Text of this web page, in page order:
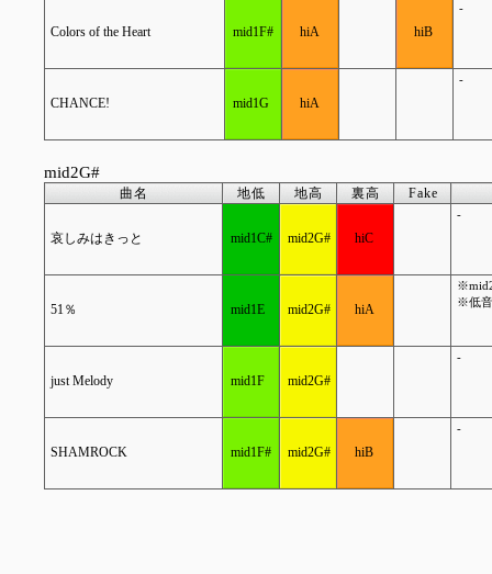
Colors of the Heart mid1F# hiA hiB
-
CHANCE! mid1G hiA
-
mid2G#
曲名 地低 地高 裏高 Fake
哀しみはきっと mid1C# mid2G# hiC
-
51％ mid1E mid2G# hiA
※低
just Melody mid1F mid2G#
-
SHAMROCK mid1F# mid2G# hiB
-